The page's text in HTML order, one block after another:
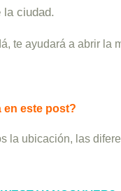
ciudad.
te ayudará a abrir la
en este post?
la ubicación, las